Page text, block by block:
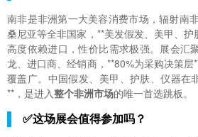
南非是非洲第一大美容消费市场，辐射南
桑尼亚等全非国家，**美发假发、美甲、
高度依赖进口，性价比需求极强。展会汇
龙、进口商、经销商，**80%为采购决策
覆盖广。中国假发、美甲、护肤、仪器在
**，是进入整个非洲市场的唯一首选跳板。
✅这场展会值得参加吗？